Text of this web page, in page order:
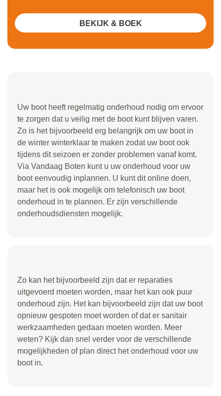
Uw boot heeft regelmatig onderhoud nodig om ervoor
te zorgen dat u veilig met de boot kunt blijven varen.
Zo is het bijvoorbeeld erg belangrijk om uw boot in
de winter winterklaar te maken zodat uw boot ook
tijdens dit seizoen er zonder problemen vanaf komt.
Via Vandaag Boten kunt u uw onderhoud voor uw
boot eenvoudig inplannen. U kunt dit online doen,
maar het is ook mogelijk om telefonisch uw boot
onderhoud in te plannen. Er zijn verschillende
onderhoudsdiensten mogelijk.
BEKIJK & BOEK
Zo kan het bijvoorbeeld zijn dat er reparaties
uitgevoerd moeten worden, maar het kan ook puur
onderhoud zijn. Het kan bijvoorbeeld zijn dat uw boot
opnieuw gespoten moet worden of dat er sanitair
werkzaamheden gedaan moeten worden. Meer
weten? Kijk dan snel verder voor de verschillende
mogelijkheden of plan direct het onderhoud voor uw
boot in.